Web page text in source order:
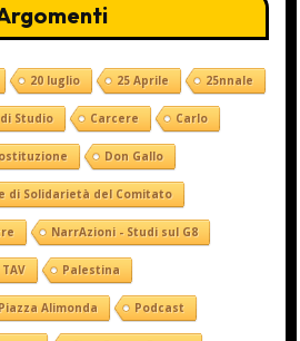
20 luglio 25 Aprile 25nnale
Studio Carcere Carlo
Don Gallo
di Solidarietà del Comitato
NarrAzioni - Studi sul G8
Palestina
Piazza Alimonda Podcast